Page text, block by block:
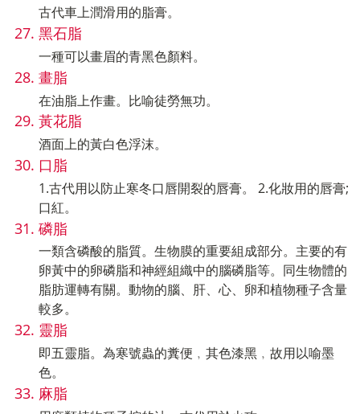
古代車上潤滑用的脂膏。
黑石脂
一種可以畫眉的青黑色顏料。
畫脂
在油脂上作畫。比喻徒勞無功。
黃花脂
酒面上的黃白色浮沫。
口脂
1.古代用以防止寒冬口唇開裂的唇膏。 2.化妝用的唇膏;
口紅。
磷脂
一類含磷酸的脂質。生物膜的重要組成部分。主要的有
卵黃中的卵磷脂和神經組織中的腦磷脂等。同生物體的
脂肪運轉有關。動物的腦、肝、心、卵和植物種子含量
較多。
靈脂
即五靈脂。為寒號蟲的糞便﹐其色漆黑﹐故用以喻墨
色。
麻脂